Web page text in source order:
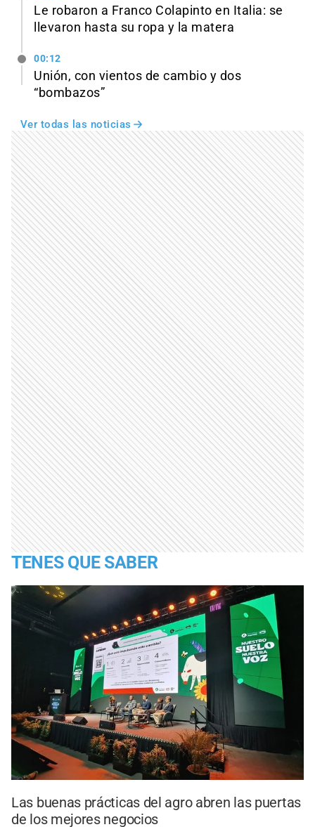
Le robaron a Franco Colapinto en Italia: se
llevaron hasta su ropa y la matera
00:12
Unión, con vientos de cambio y dos
“bombazos”
Ver todas las noticias
TENES QUE SABER
Las buenas prácticas del agro abren las puertas
de los mejores negocios